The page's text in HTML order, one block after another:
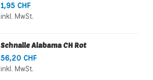
1,95 CHF
inkl. MwSt.
Schnalle Alabama CH Rot
56,20 CHF
inkl. MwSt.